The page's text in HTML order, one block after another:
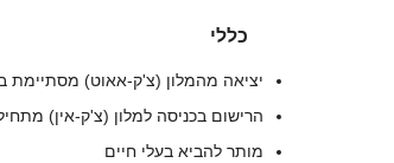
כללי
יציאה מהמלון (צ'ק-אאוט) מסתיימת
הרישום בכניסה למלון (צ'ק-אין) מתחיל
מותר להביא בעלי חיים